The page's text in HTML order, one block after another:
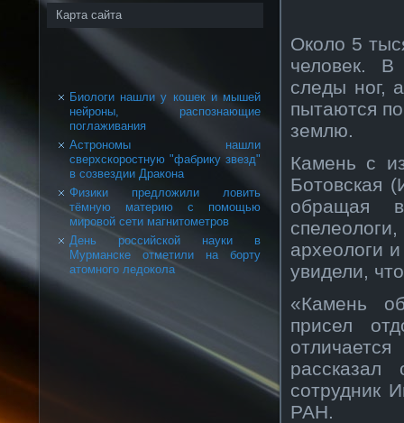
Карта сайта
Биологи нашли у кошек и мышей
нейроны, распознающие
поглаживания
Астрономы нашли
сверхскоростную "фабрику звезд"
в созвездии Дракона
Физики предложили ловить
тёмную материю с помощью
мировой сети магнитометров
День российской науки в
Мурманске отметили на борту
атомного ледокола
Около 5
человек.
следы ног,
пытаются
землю.
Камень с
Ботовская
обращая
археологи
увидели,
«Камень
присел
сотрудник
РАН.